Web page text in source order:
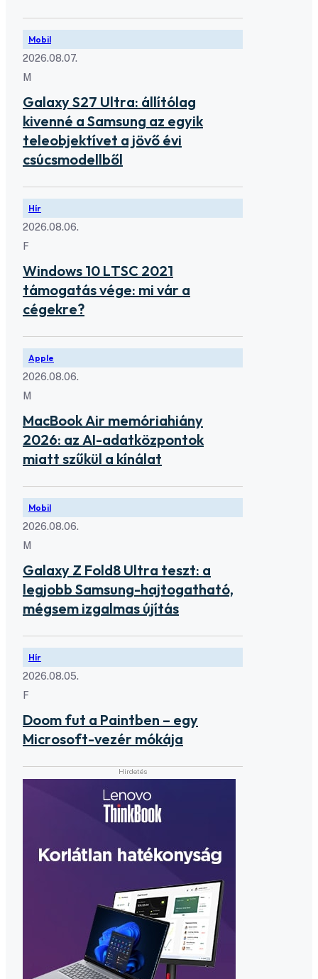
Mobil
2026.08.07.
M
Galaxy S27 Ultra: állítólag
kivenné a Samsung az egyik
teleobjektívet a jövő évi
csúcsmodellből
Hír
2026.08.06.
F
Windows 10 LTSC 2021
támogatás vége: mi vár a
cégekre?
Apple
2026.08.06.
M
MacBook Air memóriahiány
2026: az AI-adatközpontok
miatt szűkül a kínálat
Mobil
2026.08.06.
M
Galaxy Z Fold8 Ultra teszt: a
legjobb Samsung-hajtogatható,
mégsem izgalmas újítás
Hír
2026.08.05.
F
Doom fut a Paintben – egy
Microsoft-vezér mókája